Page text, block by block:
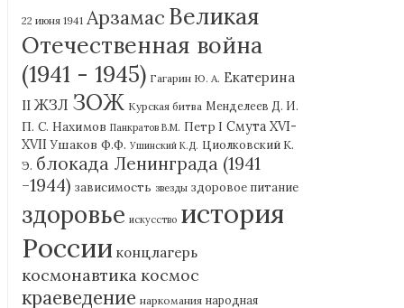
22 июня 1941 Арзамас Великая
Отечественная война
(1941 - 1945) Гагарин Ю. А. Екатерина
II ЖЗЛ ЗОЖ Курская битва Менделеев Д. И.
П. С. Нахимов Панкратов В.М. Петр I Смута XVI-
XVII Ушаков Ф.Ф. Ушинский К.Д. Циолковский К.
Э. блокада Ленинграда (1941
-1944) зависимость звезды здоровое питание
здоровье искусство история
России концлагерь
космонавтика космос
краеведение наркомания народная